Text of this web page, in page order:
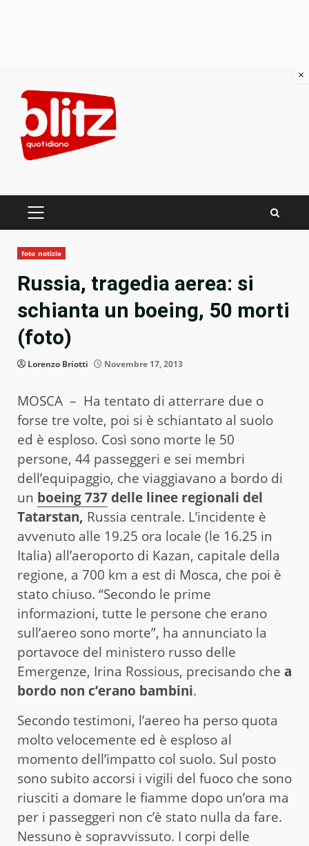
content
PRIMARY
foto notizie
Russia, tragedia aerea: si
schianta un boeing, 50 morti
(foto)
Lorenzo Briotti Novembre 17, 2013
MOSCA – Ha tentato di atterrare due o
forse tre volte, poi si è schiantato al suolo
ed è esploso. Così sono morte le 50
persone, 44 passeggeri e sei membri
dell’equipaggio, che viaggiavano a bordo di
un boeing 737 delle linee regionali del
Tatarstan, Russia centrale. L’incidente è
avvenuto alle 19.25 ora locale (le 16.25 in
Italia) all’aeroporto di Kazan, capitale della
regione, a 700 km a est di Mosca, che poi è
stato chiuso. “Secondo le prime
informazioni, tutte le persone che erano
sull’aereo sono morte”, ha annunciato la
portavoce del ministero russo delle
Emergenze, Irina Rossious, precisando che a
bordo non c’erano bambini.
Secondo testimoni, l’aereo ha perso quota
molto velocemente ed è esploso al
momento dell’impatto col suolo. Sul posto
sono subito accorsi i vigili del fuoco che sono
riusciti a domare le fiamme dopo un’ora ma
per i passeggeri non c’è stato nulla da fare.
Nessuno è sopravvissuto. I corpi delle
×